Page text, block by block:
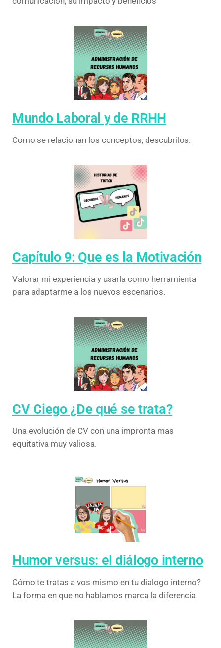
Mundo Laboral y de RRHH
Como se relacionan los conceptos, descubrilos.
Capítulo 9: Que es la Motivación
Valorar mi experiencia y usarla como herramienta
para adaptarme a los nuevos escenarios.
CV Ciego ¿De qué se trata?
Una evolución de CV con una impronta mas
equitativa muy valiosa.
Humor versus: el diálogo interno
Cómo te tratas a vos mismo en tu dialogo interno?
La forma en que no hablamos marca la diferencia